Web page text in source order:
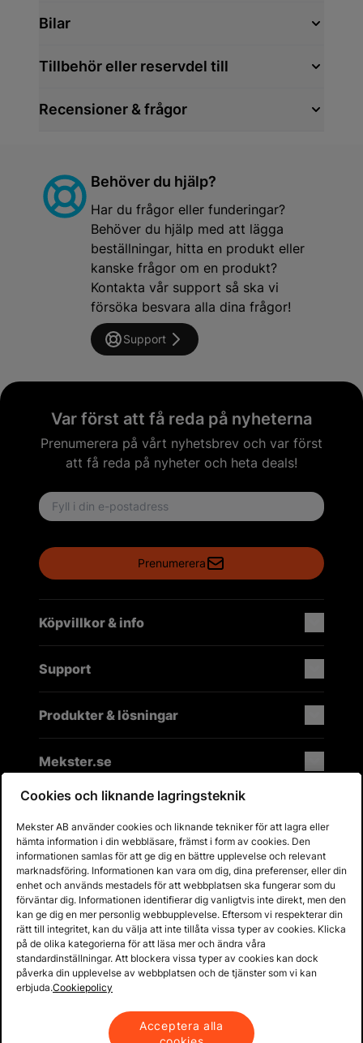
Bilar
Tillbehör eller reservdel till
Recensioner & frågor
Behöver du hjälp?
Har du frågor eller funderingar?
Behöver du hjälp med att lägga
beställningar, hitta en produkt eller
kanske frågor om en produkt?
Kontakta vår support så ska vi
försöka besvara alla dina frågor!
Support
Var först att få reda på nyheterna
Prenumerera på vårt nyhetsbrev och var först
att få reda på nyheter och heta deals!
Email address
Prenumerera
Köpvillkor & info
Support
Produkter & lösningar
Mekster.se
Prisgaranti på reservdelar
Lager i Sverige
60 dagars öppet köp
Fria returer
Cookies och liknande lagringsteknik
Mekster AB använder cookies och liknande tekniker för att lagra eller
hämta information i din webbläsare, främst i form av cookies. Den
informationen samlas för att ge dig en bättre upplevelse och relevant
marknadsföring. Informationen kan vara om dig, dina preferenser, eller din
enhet och används mestadels för att webbplatsen ska fungerar som du
förväntar dig. Informationen identifierar dig vanligtvis inte direkt, men den
kan ge dig en mer personlig webbupplevelse. Eftersom vi respekterar din
rätt till integritet, kan du välja att inte tillåta vissa typer av cookies. Klicka
på de olika kategorierna för att läsa mer och ändra våra
standardinställningar. Att blockera vissa typer av cookies kan dock
påverka din upplevelse av webbplatsen och de tjänster som vi kan
erbjuda.Cookiepolicy
Acceptera alla